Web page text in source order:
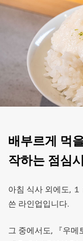
배부르게 먹
작하는 점심
아침 식사 외에도,
쓴 라인업입니다.
그 중에서도, 『우메